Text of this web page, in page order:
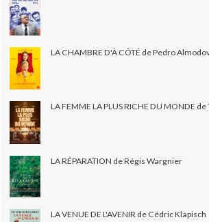
LA CHAMBRE D'À CÔTÉ de Pedro
LA FEMME LA PLUS RICHE DU MONDE
LA RÉPARATION de Régis Wargnier
LA VENUE DE L'AVENIR de Cédric Klapisch